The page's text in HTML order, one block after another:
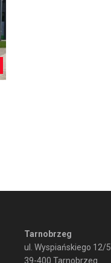
Tarnobrzeg
ul. Wyspiańskiego 12/5
39-400 Tarnobrzeg